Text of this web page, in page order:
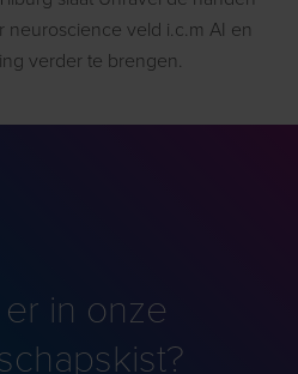
veld i.c.m AI en
verder te brengen.
in onze